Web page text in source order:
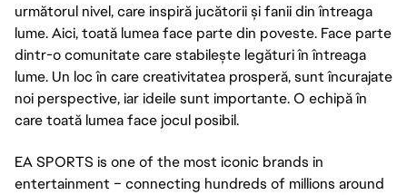
următorul nivel, care inspiră jucătorii și fanii din întreaga
lume. Aici, toată lumea face parte din poveste. Face parte
dintr-o comunitate care stabilește legături în întreaga
lume. Un loc în care creativitatea prosperă, sunt încurajate
noi perspective, iar ideile sunt importante. O echipă în
care toată lumea face jocul posibil.
EA SPORTS is one of the most iconic brands in
entertainment – connecting hundreds of millions around